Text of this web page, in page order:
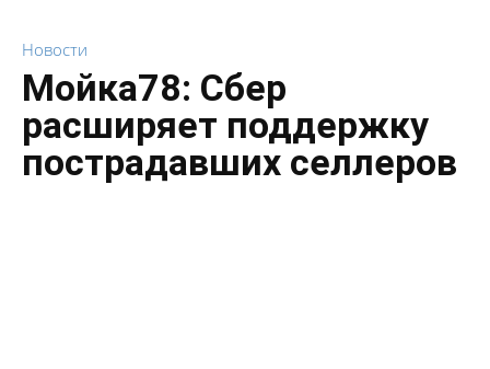
Новости
Мойка78: Сбер
расширяет поддержку
пострадавших селлеров